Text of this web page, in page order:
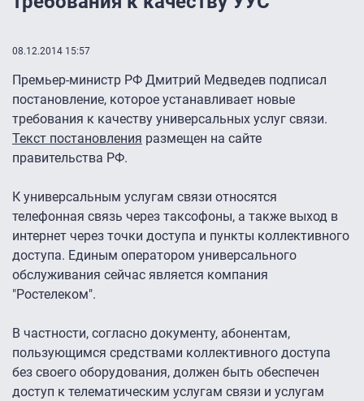
08.12.2014 15:57
Премьер-министр РФ Дмитрий Медведев подписал
постановление, которое устанавливает новые
требования к качеству универсальных услуг связи.
Текст постановления размещен на сайте
правительства РФ.
К универсальным услугам связи относятся
телефонная связь через таксофоны, а также выход в
интернет через точки доступа и пункты коллективного
доступа. Единым оператором универсального
обслуживания сейчас является компания
"Ростелеком".
В частности, согласно документу, абонентам,
пользующимся средствами коллективного доступа
без своего оборудования, должен быть обеспечен
доступ к телематическим услугам связи и услугам